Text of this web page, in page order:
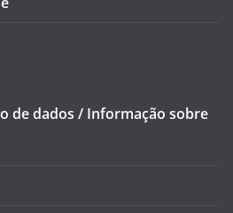
de dados / Informação sobre